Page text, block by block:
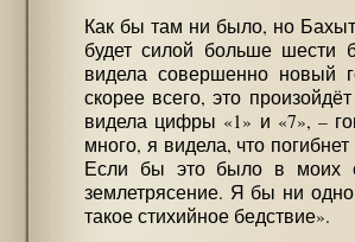
Как бы там ни было, но
будет силой больше шести
видела совершенно новый
скорее всего, это
видела цифры «1» и «7», –
много, я видела, что
Если бы это было в моих
землетрясение. Я бы ни
такое стихийное бедствие».